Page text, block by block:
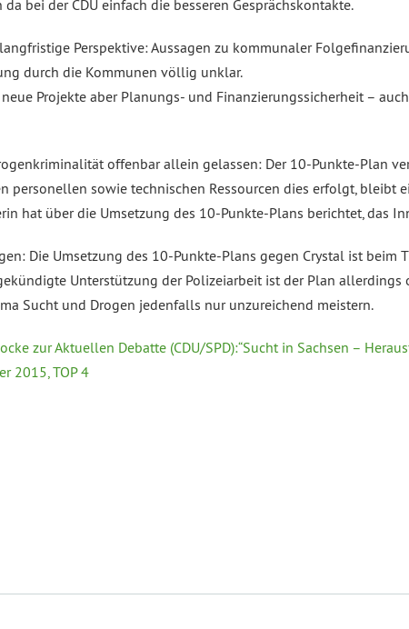
bei der CDU einfach die besseren Gesprächskontakte.
Perspektive: Aussagen zu kommunaler
durch die Kommunen völlig unklar.
Projekte aber Planungs- und Finanzierungssicherheit –
offenbar allein gelassen: Der 10-Punkte-Plan
personellen sowie technischen Ressourcen dies erfolgt, bleibt
hat über die Umsetzung des 10-Punkte-Plans berichtet, das
Die Umsetzung des 10-Punkte-Plans gegen Crystal ist beim
Unterstützung der Polizeiarbeit ist der Plan allerdings
Sucht und Drogen jedenfalls nur unzureichend meistern.
zur Aktuellen Debatte (CDU/SPD):“Sucht in Sachsen –
2015, TOP 4